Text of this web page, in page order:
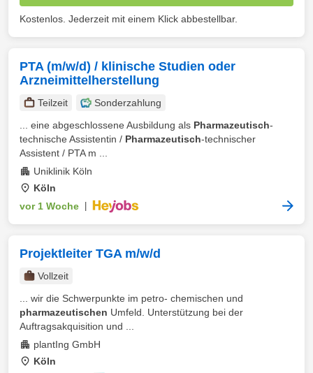
Kostenlos. Jederzeit mit einem Klick abbestellbar.
PTA (m/w/d) / klinische Studien oder
Arzneimittelherstellung
Teilzeit
Sonderzahlung
... eine abgeschlossene Ausbildung als Pharmazeutisch-
technische Assistentin / Pharmazeutisch-technischer
Assistent / PTA m ...
Uniklinik Köln
Köln
vor 1 Woche
Projektleiter TGA m/w/d
Vollzeit
... wir die Schwerpunkte im petro- chemischen und
pharmazeutischen Umfeld. Unterstützung bei der
Auftragsakquisition und ...
plantIng GmbH
Köln